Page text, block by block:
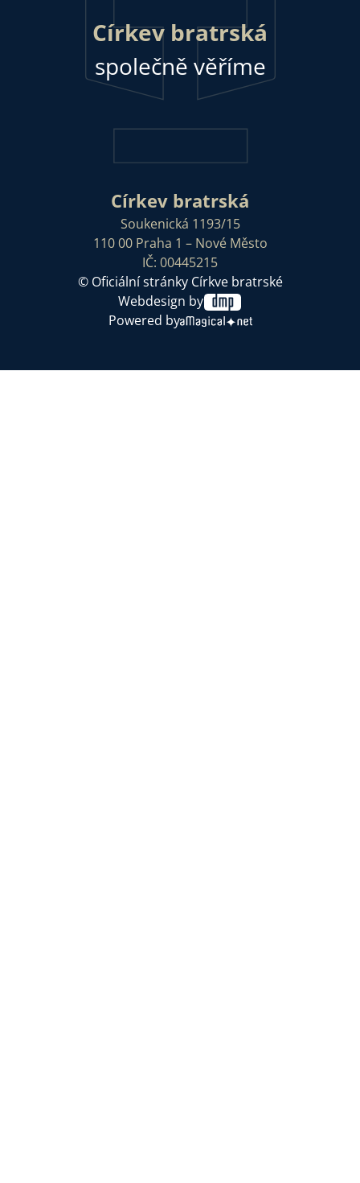
Církev bratrská
společně věříme
Církev bratrská
Soukenická 1193/15
110 00 Praha 1 – Nové Město
IČ: 00445215
© Oficiální stránky Církve bratrské
Webdesign by
Powered by